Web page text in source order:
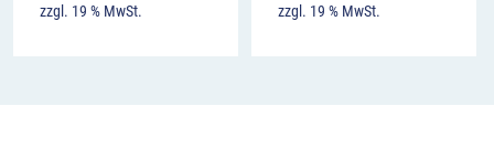
zzgl. 19 % MwSt.
zzgl. 19 % MwSt.